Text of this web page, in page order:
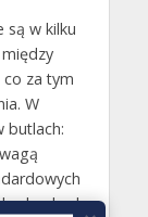
są w kilku
za tym
W
butlach: